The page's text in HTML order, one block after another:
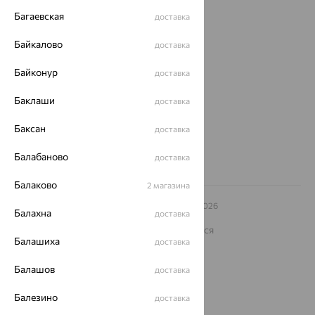
О нас
Магазины и доставка г. Липецк
еще 3
Другие города
Заказать звонок
– 2026
Архив акций
Карта сайта
На информационном ресурсе применяются
рекомендательные технологии
Политика конфеденциальности
Разработка сайта —
Багаевская доставка
Байкалово доставка
Байконур доставка
Баклаши доставка
Баксан доставка
Балабаново доставка
Балаково 2 магазина
Балахна доставка
Балашиха доставка
Балашов доставка
Балезино доставка